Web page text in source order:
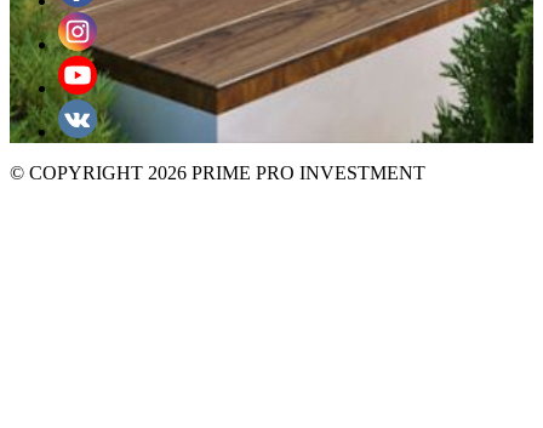
© COPYRIGHT 2026 PRIME PRO INVESTMENT